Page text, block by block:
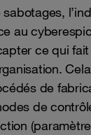
au
ce qui fait
de
de